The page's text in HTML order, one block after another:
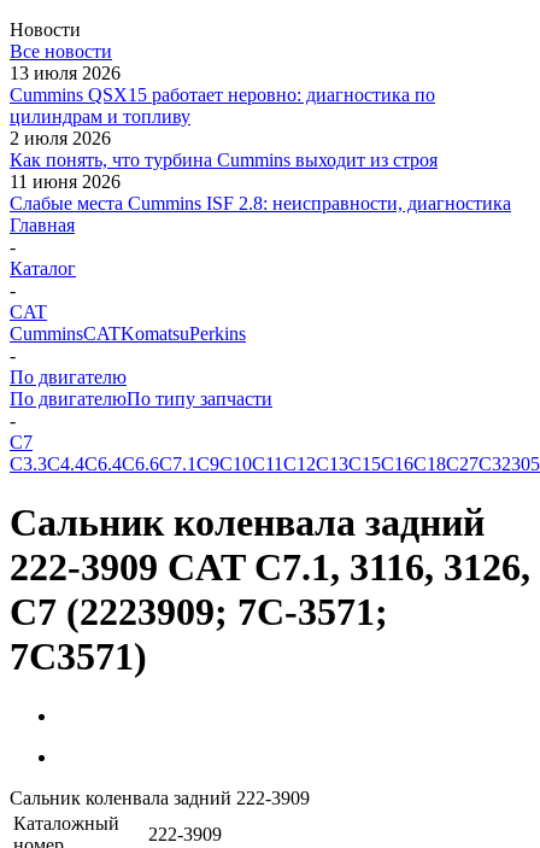
Новости
Все новости
13 июля 2026
Cummins QSX15 работает неровно: диагностика по
цилиндрам и топливу
2 июля 2026
Как понять, что турбина Cummins выходит из строя
11 июня 2026
Слабые места Cummins ISF 2.8: неисправности, диагностика
Главная
-
Каталог
-
CAT
CumminsCATKomatsuPerkins
-
По двигателю
По двигателюПо типу запчасти
-
C7
C3.3C4.4C6.4C6.6C7.1C9C10C11C12C13C15C16C18C27C32
Сальник коленвала задний
222-3909 CAT C7.1, 3116, 3126,
C7 (2223909; 7C-3571;
7C3571)
Сальник коленвала задний 222-3909
Каталожный
222-3909